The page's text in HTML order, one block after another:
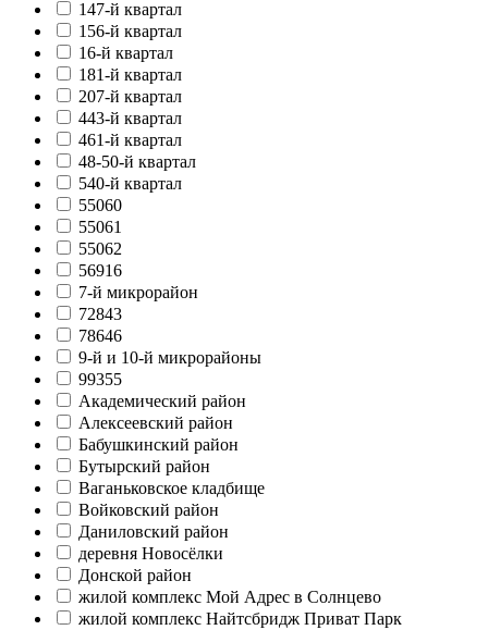
147-й квартал
156-й квартал
16-й квартал
181-й квартал
207-й квартал
443-й квартал
461-й квартал
48-50-й квартал
540-й квартал
55060
55061
55062
56916
7-й микрорайон
72843
78646
9-й и 10-й микрорайоны
99355
Академический район
Алексеевский район
Бабушкинский район
Бутырский район
Ваганьковское кладбище
Войковский район
Даниловский район
деревня Новосёлки
Донской район
жилой комплекс Мой Адрес в Солнцево
жилой комплекс Найтсбридж Приват Парк